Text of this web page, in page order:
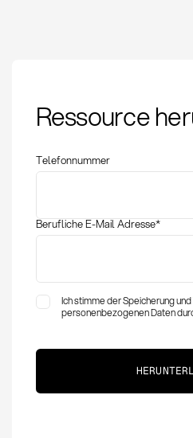
KPIs im
Ressource
Telefonnummer
Berufliche E-Mail Adresse*
Ich stimme der Speicherung
personenbezogenen Daten